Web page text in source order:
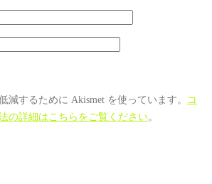
減するために Akismet を使っています。
コ
の詳細はこちらをご覧ください。